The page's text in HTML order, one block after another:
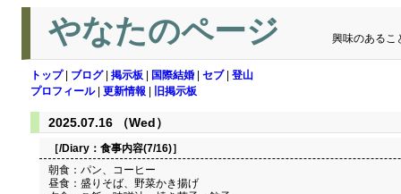
やなたのページ 興味のあるこ
トップ| ブログ| 掲示板 国際結婚 セブ| 登山
プロフィール| 更新情報 旧掲示板
2025.07.16 （Wed）
［/Diary： 食事内容(7/16)］
朝食：パン、コーヒー
昼食：盛りそば、野菜かき揚げ